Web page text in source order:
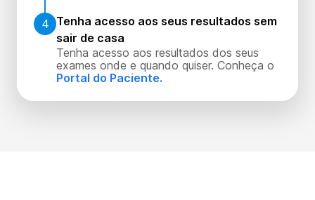
4 Tenha acesso aos seus resultados sem
sair de casa
Tenha acesso aos resultados dos seus
exames onde e quando quiser. Conheça o
Portal do Paciente.